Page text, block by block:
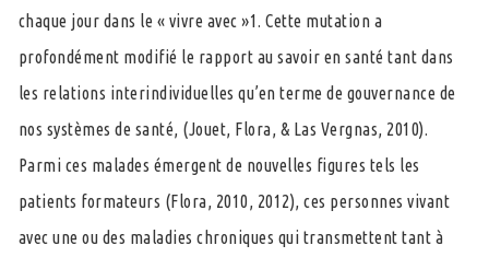
chaque jour dans le « vivre avec »1. Cette mutation a
profondément modifié le rapport au savoir en santé tant dans
les relations interindividuelles qu’en terme de gouvernance de
nos systèmes de santé, (Jouet, Flora, & Las Vergnas, 2010).
Parmi ces malades émergent de nouvelles figures tels les
patients formateurs (Flora, 2010, 2012), ces personnes vivant
avec une ou des maladies chroniques qui transmettent tant à